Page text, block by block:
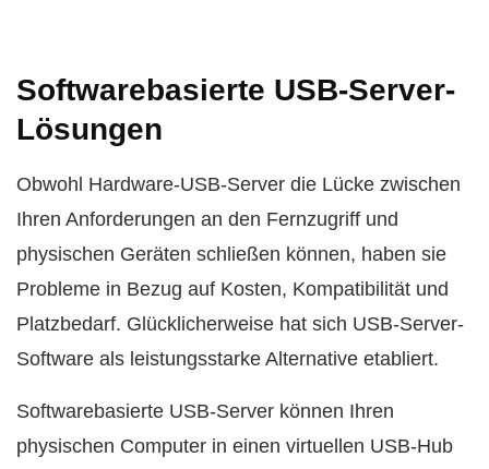
Softwarebasierte USB-Server-
Lösungen
Obwohl Hardware-USB-Server die Lücke zwischen
Ihren Anforderungen an den Fernzugriff und
physischen Geräten schließen können, haben sie
Probleme in Bezug auf Kosten, Kompatibilität und
Platzbedarf. Glücklicherweise hat sich USB-Server-
Software als leistungsstarke Alternative etabliert.
Softwarebasierte USB-Server können Ihren
physischen Computer in einen virtuellen USB-Hub